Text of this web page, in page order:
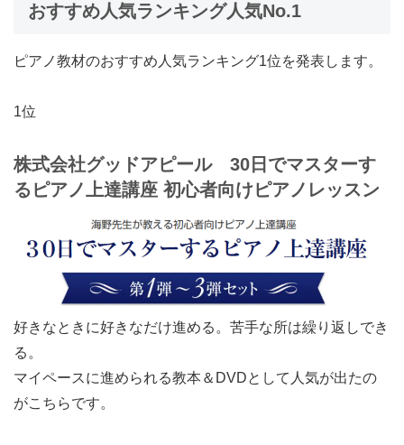
おすすめ人気ランキング人気No.1
ピアノ教材のおすすめ人気ランキング1位を発表します。
1位
株式会社グッドアピール 30日でマスターす
るピアノ上達講座 初心者向けピアノレッスン
好きなときに好きなだけ進める。苦手な所は繰り返しでき
る。
マイペースに進められる教本＆DVDとして人気が出たの
がこちらです。